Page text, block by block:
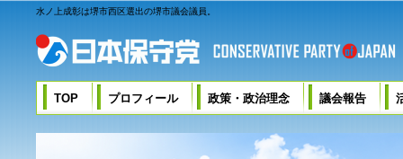
水ノ上成彰は堺市西区選出の堺市議会議員。
TOP プロフィール 政策・政治理念 議会報告